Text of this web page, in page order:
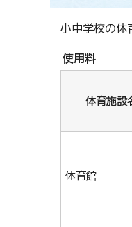
小中学校の体
使用料
体育施設
体育館